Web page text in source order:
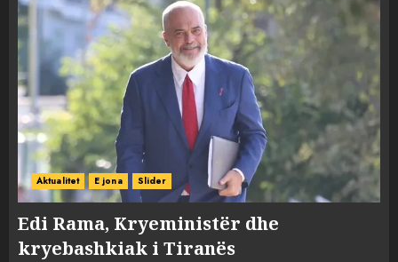
Aktualitet E jona Slider
Edi Rama, Kryeministër dhe
kryebashkiak i Tiranës